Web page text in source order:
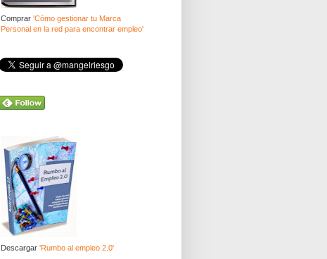
Comprar 'Cómo gestionar tu Marca
Personal en la red para encontrar empleo'
Descargar 'Rumbo al empleo 2.0'